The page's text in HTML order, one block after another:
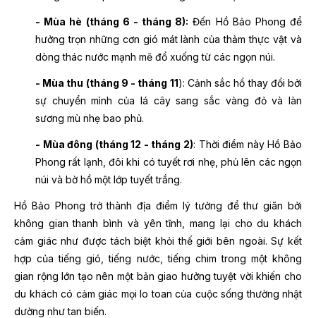
- Mùa hè (tháng 6 - tháng 8): Đến Hồ Bảo Phong để
hưởng trọn những cơn gió mát lành của thảm thực vật và
dòng thác nước mạnh mẽ đổ xuống từ các ngọn núi.
- Mùa thu (tháng 9 - tháng 11): Cảnh sắc hồ thay đổi bởi
sự chuyển mình của lá cây sang sắc vàng đỏ và làn
sương mù nhẹ bao phủ.
- Mùa đông (tháng 12 - tháng 2): Thời điểm này Hồ Bảo
Phong rất lạnh, đôi khi có tuyết rơi nhẹ, phủ lên các ngọn
núi và bờ hồ một lớp tuyết trắng.
Hồ Bảo Phong trở thành địa điểm lý tưởng để thư giãn bởi
không gian thanh bình và yên tĩnh, mang lại cho du khách
cảm giác như được tách biệt khỏi thế giới bên ngoài. Sự kết
hợp của tiếng gió, tiếng nước, tiếng chim trong một không
gian rộng lớn tạo nên một bản giao hưởng tuyệt vời khiến cho
du khách có cảm giác mọi lo toan của cuộc sống thường nhật
dường như tan biến.